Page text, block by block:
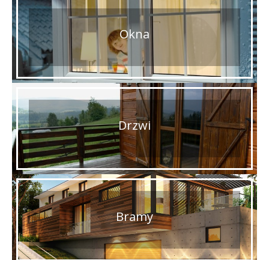
Okna
Drzwi
Bramy